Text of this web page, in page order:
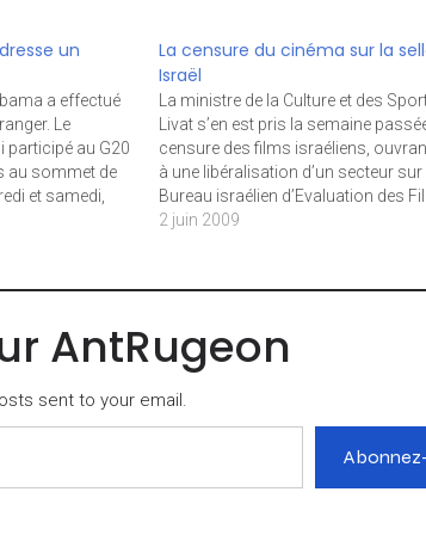
un
a effectué
Le
participé au G20
au sommet de
et samedi,
au sommet
La censure du cinéma sur la
Israël
La ministre de la Culture et des
Livat s’en est pris la semaine
censure des films israéliens,
à une libéralisation d’un secteur sur
Bureau israélien d’Evaluation des
rattaché à son ministère, a encore
2 juin 2009
AntRugeon
sent to your email.